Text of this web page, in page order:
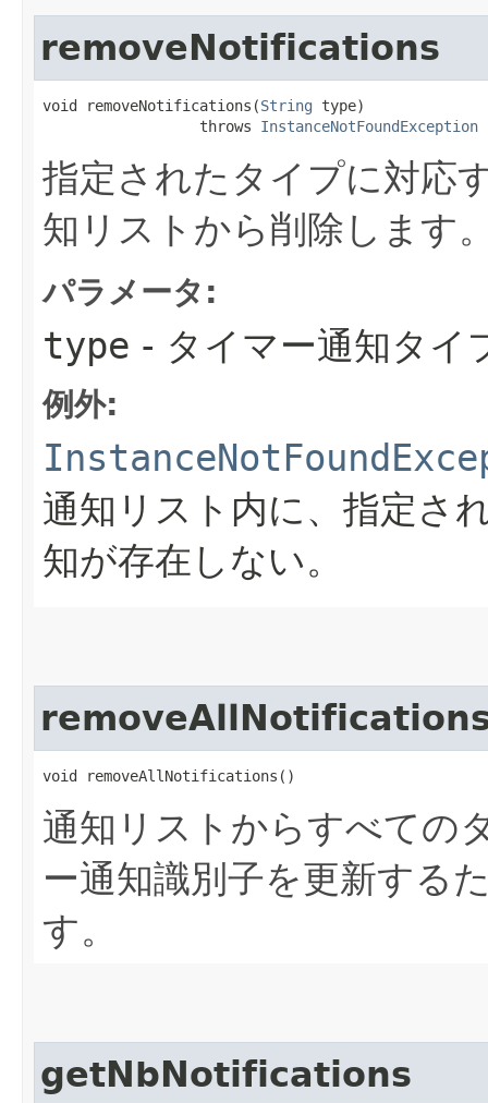
removeNotifications
void removeNotifications​(String type)
                  throws
InstanceNotFoundException
指定されたタイプに対応
知リストから削除します
パラメータ:
type - タイマー通知タイ
例外:
通知リスト内に、指定さ
知が存在しない。
void removeAllNotifications()
通知リストからすべての
ー通知識別子を更新する
す。
getNbNotifications